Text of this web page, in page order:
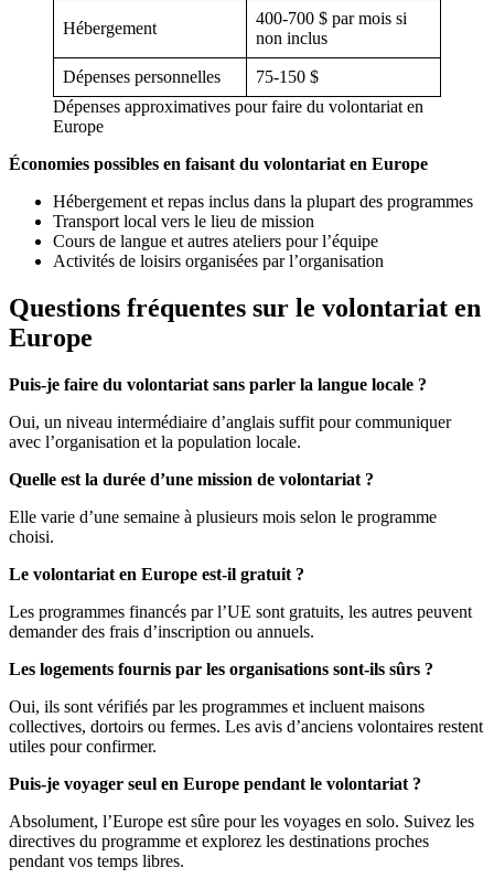
Hébergement
400-700 $ par mois si
non inclus
Dépenses personnelles
75-150 $
Dépenses approximatives pour faire du volontariat en
Europe
Économies possibles en faisant du volontariat en Europe
Hébergement et repas inclus dans la plupart des programmes
Transport local vers le lieu de mission
Cours de langue et autres ateliers pour l’équipe
Activités de loisirs organisées par l’organisation
Questions fréquentes sur le volontariat en
Europe
Puis-je faire du volontariat sans parler la langue locale ?
Oui, un niveau intermédiaire d’anglais suffit pour communiquer
avec l’organisation et la population locale.
Quelle est la durée d’une mission de volontariat ?
Elle varie d’une semaine à plusieurs mois selon le programme
choisi.
Le volontariat en Europe est-il gratuit ?
Les programmes financés par l’UE sont gratuits, les autres peuvent
demander des frais d’inscription ou annuels.
Les logements fournis par les organisations sont-ils sûrs ?
Oui, ils sont vérifiés par les programmes et incluent maisons
collectives, dortoirs ou fermes. Les avis d’anciens volontaires restent
utiles pour confirmer.
Puis-je voyager seul en Europe pendant le volontariat ?
Absolument, l’Europe est sûre pour les voyages en solo. Suivez les
directives du programme et explorez les destinations proches
pendant vos temps libres.